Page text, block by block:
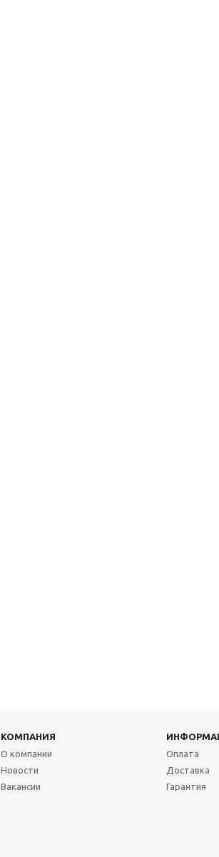
КОМПАНИЯ
О компании
Новости
Вакансии
Оплата
Доставка
Гарантия